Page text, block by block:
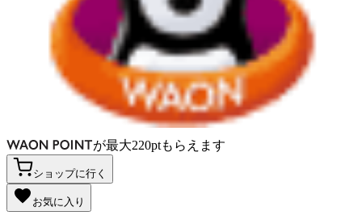
が最大220ptもらえます
ショップに行く
お気に入り